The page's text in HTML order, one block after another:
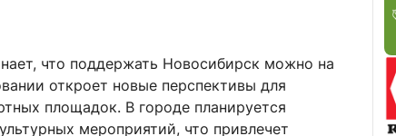
что поддержать Новосибирск можно на
откроет новые перспективы для
площадок. В городе планируется
мероприятий, что привлечет